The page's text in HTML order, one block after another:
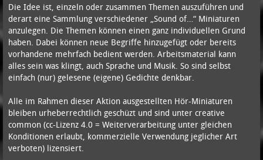
Die Idee ist, einzeln oder zusammen Themen auszuführen und
derart eine Sammlung verschiedener „Sound of…“ Miniaturen
anzulegen. Die Themen können einen ganz individuellen Grund
haben. Dabei können neue Begriffe hinzugefügt oder bereits
vorhandene mehrfach bedient werden. Arbeitsmaterial kann
alles sein was klingt, auch Sprache und Musik. So sind selbst
einfach (nur) gelesene (eigene) Gedichte denkbar.
Alle im Rahmen dieser Aktion ausgestellten Hör-Miniaturen
bleiben urheberrechtlich geschüzt und sind unter creative
common (cc-Lizenz 4.0 = Weiterverarbeitung unter gleichen
Konditionen erlaubt, kommerzielle Verwendung jeglicher Art
verboten) lizensiert.